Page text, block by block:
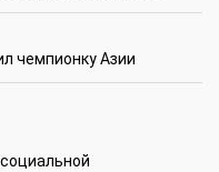
чемпионку Азии